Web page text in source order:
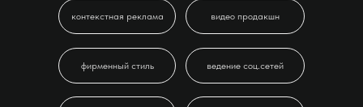
видео продакшн
контекстная реклама
фирменный стиль ведение соц.сетей